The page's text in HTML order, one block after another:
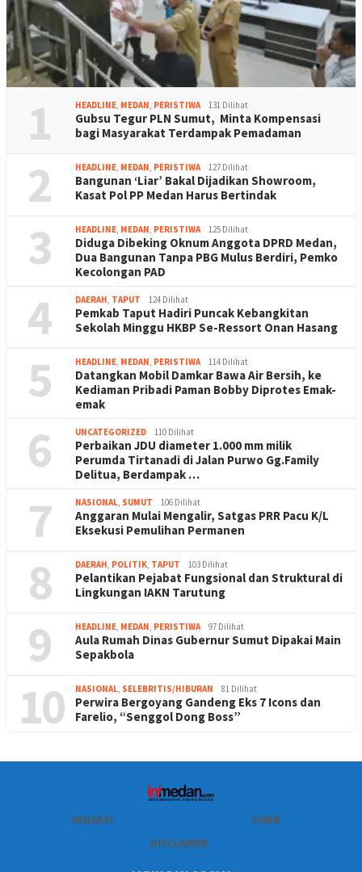
1 HEADLINE, MEDAN, PERISTIWA 131 Dilihat
Gubsu Tegur PLN Sumut, Minta Kompensasi
bagi Masyarakat Terdampak Pemadaman
2 HEADLINE, MEDAN, PERISTIWA 127 Dilihat
Bangunan ‘Liar’ Bakal Dijadikan Showroom,
Kasat Pol PP Medan Harus Bertindak
3 HEADLINE, MEDAN, PERISTIWA 125 Dilihat
Diduga Dibeking Oknum Anggota DPRD Medan,
Dua Bangunan Tanpa PBG Mulus Berdiri, Pemko
Kecolongan PAD
4 DAERAH, TAPUT 124 Dilihat
Pemkab Taput Hadiri Puncak Kebangkitan
Sekolah Minggu HKBP Se-Ressort Onan Hasang
5 HEADLINE, MEDAN, PERISTIWA 114 Dilihat
Datangkan Mobil Damkar Bawa Air Bersih, ke
Kediaman Pribadi Paman Bobby Diprotes Emak-
emak
6 UNCATEGORIZED 110 Dilihat
Perbaikan JDU diameter 1.000 mm milik
Perumda Tirtanadi di Jalan Purwo Gg.Family
Delitua, Berdampak …
7 NASIONAL, SUMUT 106 Dilihat
Anggaran Mulai Mengalir, Satgas PRR Pacu K/L
Eksekusi Pemulihan Permanen
8 DAERAH, POLITIK, TAPUT 103 Dilihat
Pelantikan Pejabat Fungsional dan Struktural di
Lingkungan IAKN Tarutung
9 HEADLINE, MEDAN, PERISTIWA 97 Dilihat
Aula Rumah Dinas Gubernur Sumut Dipakai Main
Sepakbola
10 NASIONAL, SELEBRITIS/HIBURAN 81 Dilihat
Perwira Bergoyang Gandeng Eks 7 Icons dan
Farelio, “Senggol Dong Boss”
REDAKSI
SIBER
DISCLAIMER